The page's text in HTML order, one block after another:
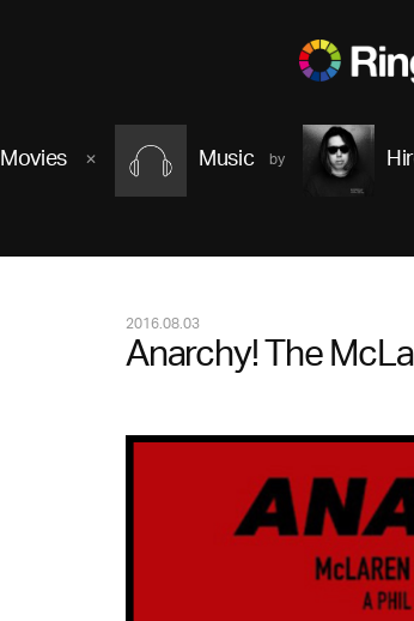
Movies Music
2016.08.03
Anarchy! The